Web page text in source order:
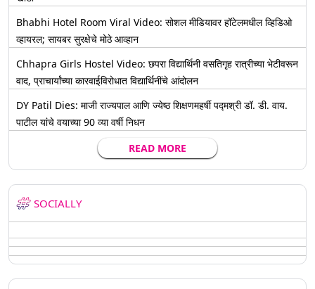
Bhabhi Hotel Room Viral Video: सोशल मीडियावर हॉटेलमधील व्हिडिओ
व्हायरल; सायबर सुरक्षेचे मोठे आव्हान
Chhapra Girls Hostel Video: छपरा विद्यार्थिनी वसतिगृह रात्रीच्या भेटीवरून
वाद, प्राचार्यांच्या कारवाईविरोधात विद्यार्थिनींचे आंदोलन
DY Patil Dies: माजी राज्यपाल आणि ज्येष्ठ शिक्षणमहर्षी पद्मश्री डॉ. डी. वाय.
पाटील यांचे वयाच्या 90 व्या वर्षी निधन
READ MORE
SOCIALLY